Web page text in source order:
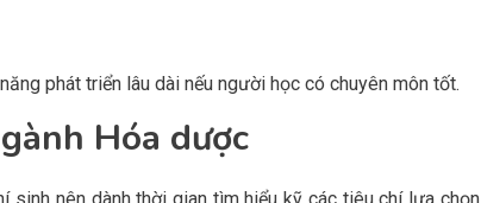
phát triển lâu dài nếu người học có chuyên môn tốt.
Hóa dược